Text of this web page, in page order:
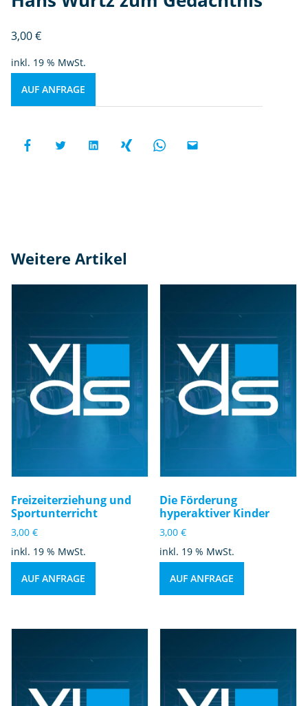
3,00€
inkl. 19 % MwSt.
AUF ANFRAGE
Weitere Artikel
Freizeiterziehung und
Sportunterricht
3,00 €
inkl. 19 % MwSt.
AUF ANFRAGE
Die Förderung
hyperaktiver Kinder
3,00€
inkl. 19 % MwSt.
AUF ANFRAGE